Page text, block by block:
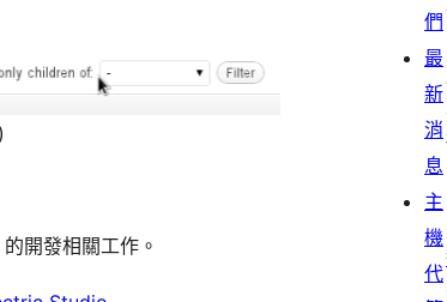
開發相關工作。
們
最
新
消
息
主
機
代